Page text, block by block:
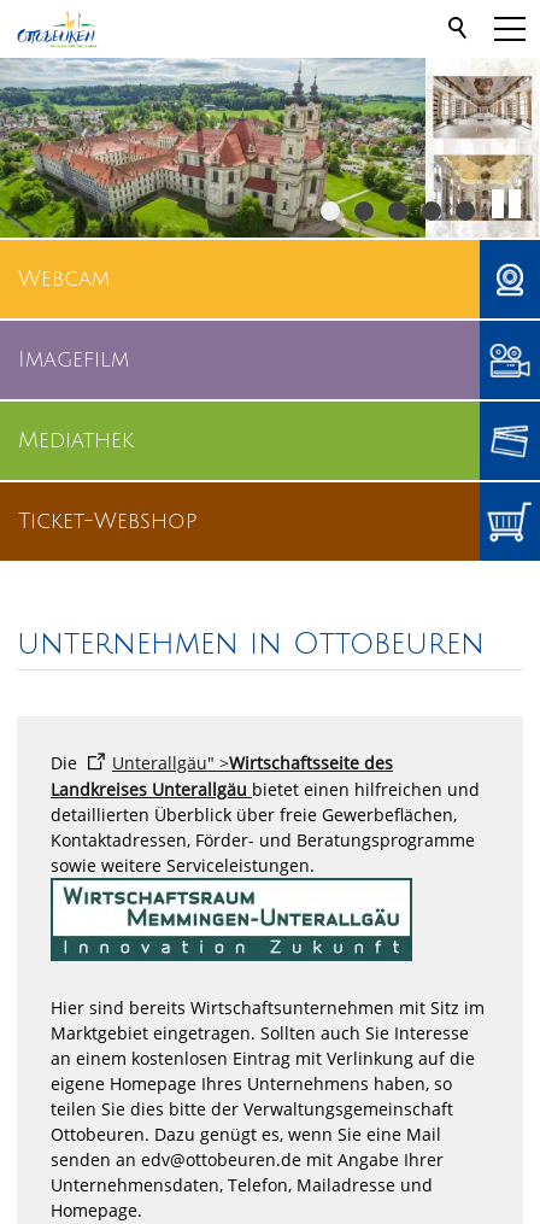
Webcam
Imagefilm
Mediathek
Ticket-Webshop
unternehmen in Ottobeuren
Die Unterallgäu" >Wirtschaftsseite des
Landkreises Unterallgäu bietet einen hilfreichen und
detaillierten Überblick über freie Gewerbeflächen,
Kontaktadressen, Förder- und Beratungsprogramme
sowie weitere Serviceleistungen.
Hier sind bereits Wirtschaftsunternehmen mit Sitz im
Marktgebiet eingetragen. Sollten auch Sie Interesse
an einem kostenlosen Eintrag mit Verlinkung auf die
eigene Homepage Ihres Unternehmens haben, so
teilen Sie dies bitte der Verwaltungsgemeinschaft
Ottobeuren. Dazu genügt es, wenn Sie eine Mail
senden an edv@ottobeuren.de mit Angabe Ihrer
Unternehmensdaten, Telefon, Mailadresse und
Homepage.